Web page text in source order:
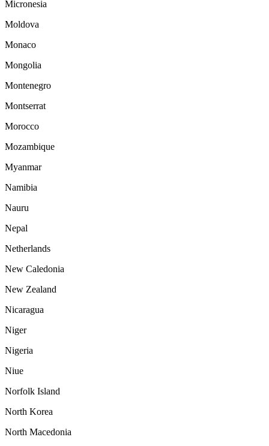
Micronesia
Moldova
Monaco
Mongolia
Montenegro
Montserrat
Morocco
Mozambique
Myanmar
Namibia
Nauru
Nepal
Netherlands
New Caledonia
New Zealand
Nicaragua
Niger
Nigeria
Niue
Norfolk Island
North Korea
North Macedonia